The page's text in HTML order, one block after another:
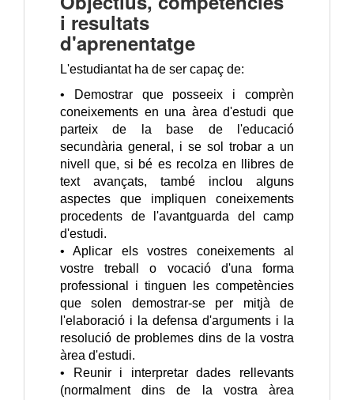
i resultats
d'aprenentatge
L'estudiantat ha de ser capaç de:
• Demostrar que posseeix i comprèn
coneixements en una àrea d'estudi que
parteix de la base de l'educació
secundària general, i se sol trobar a un
nivell que, si bé es recolza en llibres de
text avançats, també inclou alguns
aspectes que impliquen coneixements
procedents de l'avantguarda del camp
d'estudi.
• Aplicar els vostres coneixements al
vostre treball o vocació d'una forma
professional i tinguen les competències
que solen demostrar-se per mitjà de
l'elaboració i la defensa d'arguments i la
resolució de problemes dins de la vostra
àrea d'estudi.
• Reunir i interpretar dades rellevants
(normalment dins de la vostra àrea